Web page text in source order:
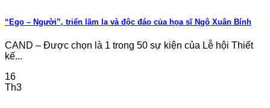
“Ego – Người”, triển lãm lạ và độc đáo của họa sĩ Ngô Xuân Bính
CAND – Được chọn là 1 trong 50 sự kiện của Lễ hội Thiết
kế...
16
Th3